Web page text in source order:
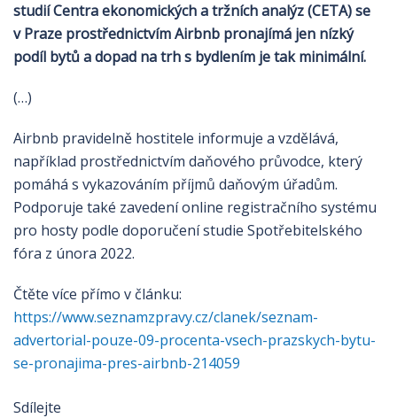
studií Centra ekonomických a tržních analýz (CETA) se
v Praze prostřednictvím Airbnb pronajímá jen nízký
podíl bytů a dopad na trh s bydlením je tak minimální.
(…)
Airbnb pravidelně hostitele informuje a vzdělává,
například prostřednictvím daňového průvodce, který
pomáhá s vykazováním příjmů daňovým úřadům.
Podporuje také zavedení online registračního systému
pro hosty podle doporučení studie Spotřebitelského
fóra z února 2022.
Čtěte více přímo v článku:
https://www.seznamzpravy.cz/clanek/seznam-
advertorial-pouze-09-procenta-vsech-prazskych-bytu-
se-pronajima-pres-airbnb-214059
Sdílejte